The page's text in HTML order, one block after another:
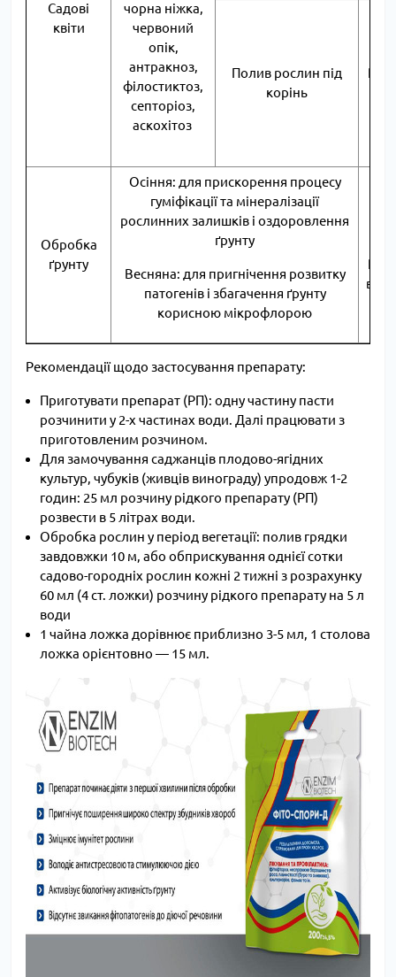
Садові
квіти
чорна ніжка,
червоний
опік,
антракноз,
філостиктоз,
септоріоз,
аскохітоз
Полив рослин під
корінь
РП
Обробка
ґрунту
Осіння: для прискорення процесу
гуміфікації та мінералізації
рослинних залишків і оздоровлення
ґрунту
Весняна: для пригнічення розвитку
патогенів і збагачення ґрунту
корисною мікрофлорою
РП
Рекомендації щодо застосування препарату:
Приготувати препарат (РП): одну частину пасти
розчинити у 2-х частинах води. Далі працювати з
приготовленим розчином.
Для замочування саджанців плодово-ягідних
культур, чубуків (живців винограду) упродовж 1-2
годин: 25 мл розчину рідкого препарату (РП)
розвести в 5 літрах води.
Обробка рослин у період вегетації: полив грядки
завдовжки 10 м, або обприскування однієї сотки
садово-городніх рослин кожні 2 тижні з розрахунку
60 мл (4 ст. ложки) розчину рідкого препарату на 5 л
води
1 чайна ложка дорівнює приблизно 3-5 мл, 1 столова
ложка орієнтовно — 15 мл.